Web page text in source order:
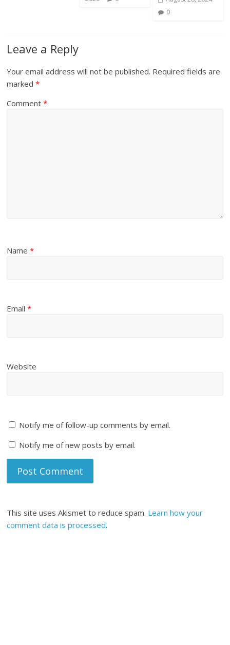
0
Leave a Reply
Your email address will not be published. Required fields are
marked*
Comment*
Name*
Email*
Website
Notify me of follow-up comments by email.
Notify me of new posts by email.
This site uses Akismet to reduce spam. Learn how your
comment data is processed.